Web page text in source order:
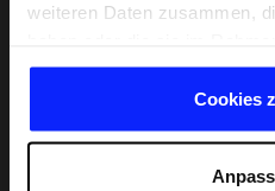
weiteren Daten zusammen,
gesammelt haben.
Cookies